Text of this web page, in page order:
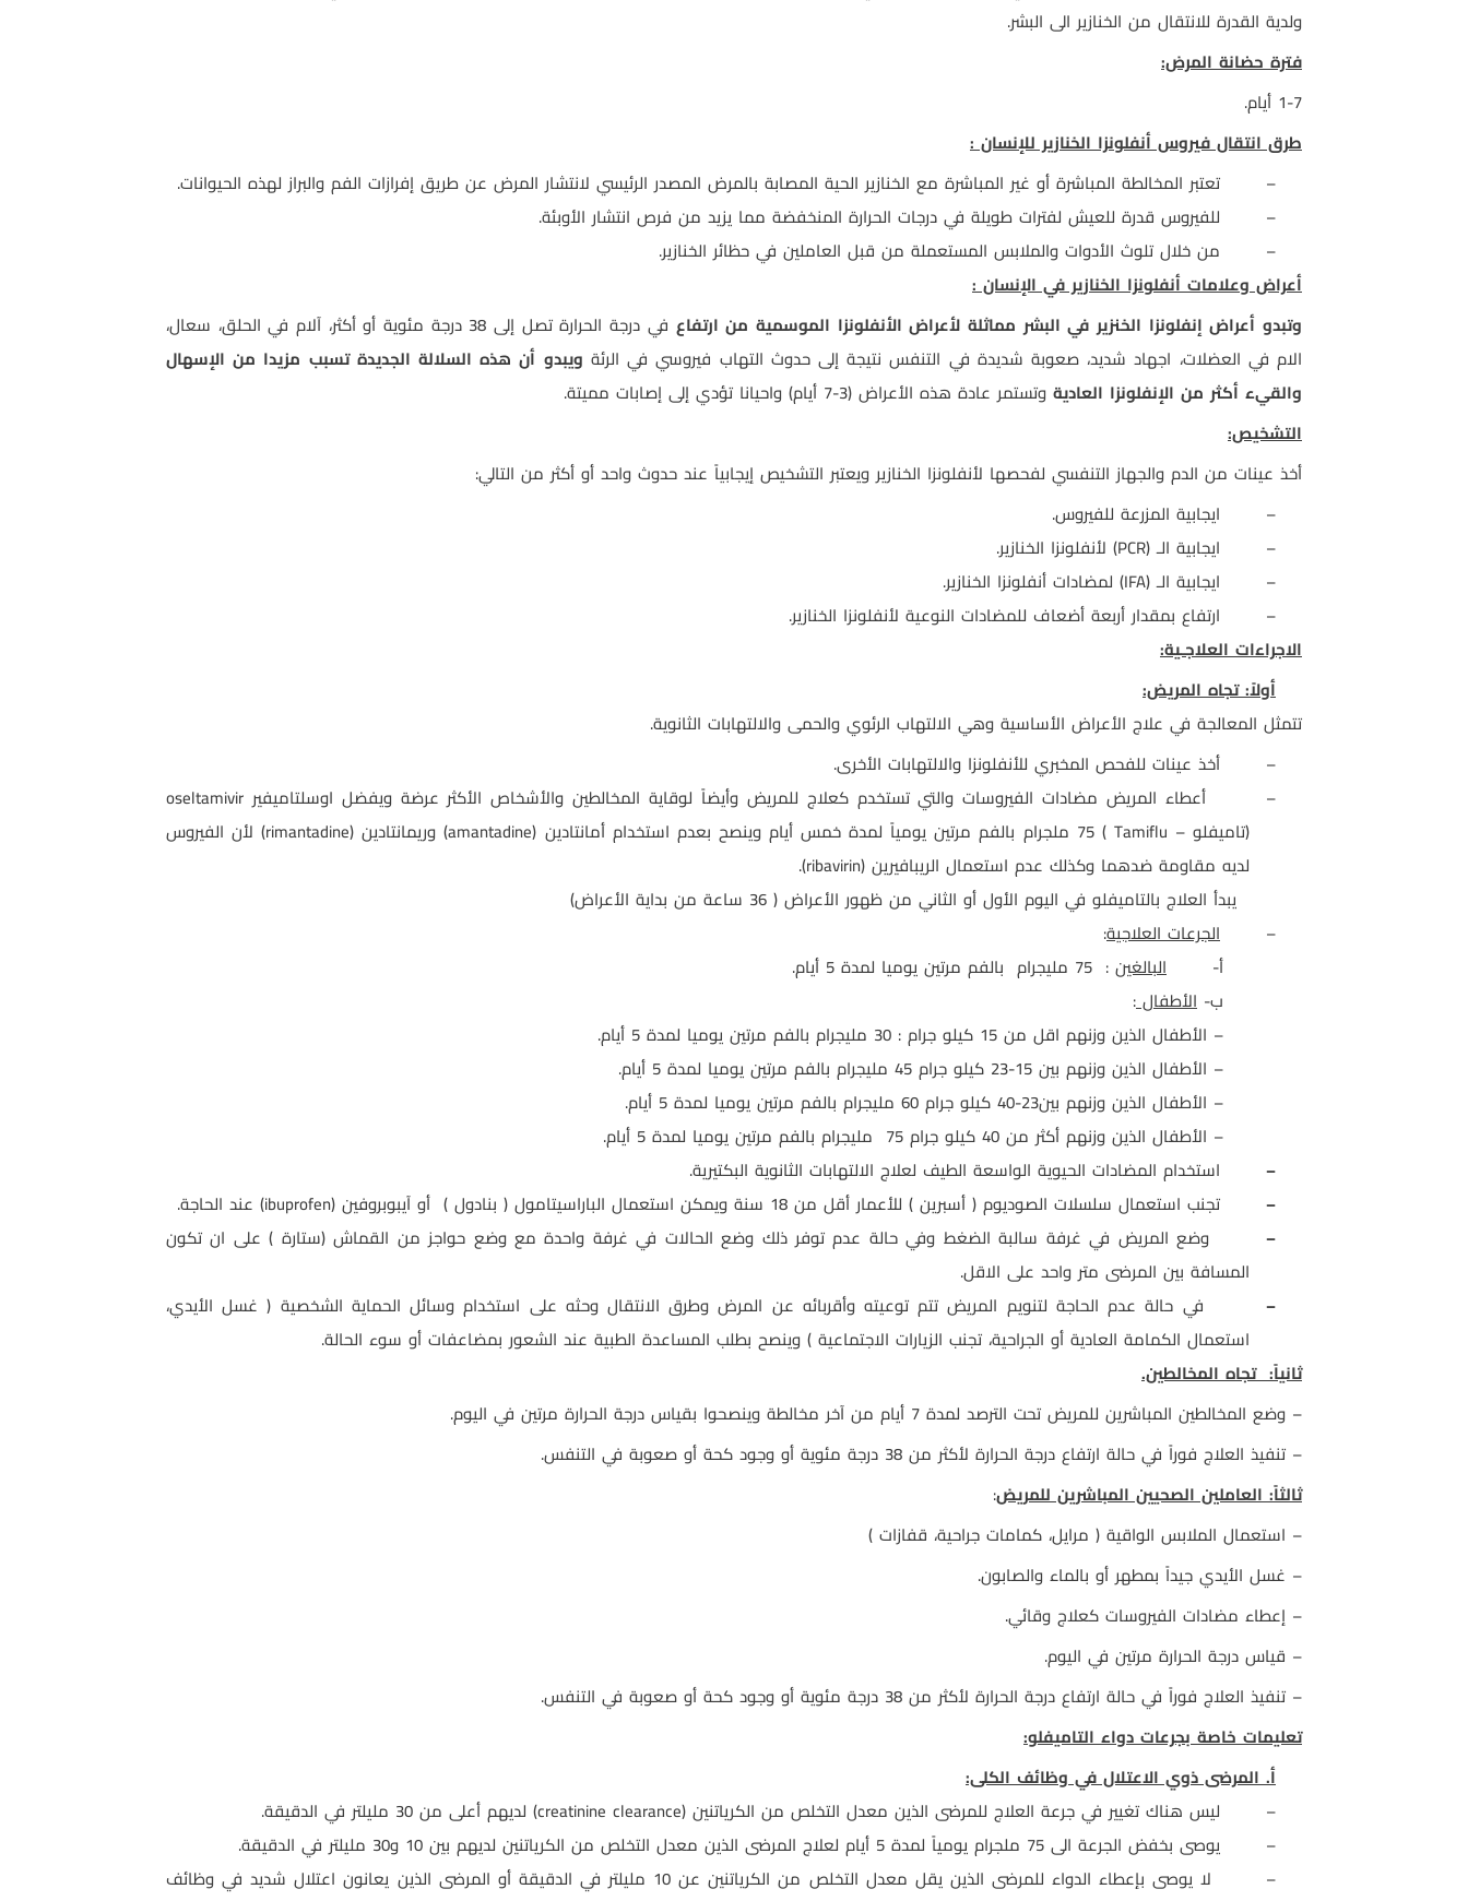
ولدية القدرة للانتقال من الخنازير الى البشر.
فترة حضانة المرض:
1-7 أيام.
طرق انتقال فيروس أنفلونزا الخنازير للإنسان :
–
تعتبر المخالطة المباشرة أو غير المباشرة مع الخنازير الحية المصابة بالمرض المصدر الرئيسي لانتشار المرض عن طريق إفرازات الفم والبراز لهذه الحيوانات.
–
للفيروس قدرة للعيش لفترات طويلة في درجات الحرارة المنخفضة مما يزيد من فرص انتشار الأوبئة.
–
من خلال تلوث الأدوات والملابس المستعملة من قبل العاملين في حظائر الخنازير.
أعراض وعلامات أنفلونزا الخنازير في الإنسان :
وتبدو أعراض إنفلونزا الخنزير في البشر مماثلة لأعراض الأنفلونزا الموسمية من ارتفاع
في درجة الحرارة تصل إلى 38 درجة مئوية أو أكثر، آلام في الحلق، سعال،
الام في العضلات، اجهاد شديد، صعوبة شديدة في التنفس نتيجة إلى حدوث التهاب فيروسي في الرئة ويبدو أن هذه السلالة الجديدة تسبب مزيدا من الإسهال
والقيء أكثر من الإنفلونزا العادية وتستمر عادة هذه الأعراض (3-7 أيام) واحيانا تؤدي إلى إصابات مميتة.
التشخيص:
أخذ عينات من الدم والجهاز التنفسي لفحصها لأنفلونزا الخنازير ويعتبر التشخيص إيجابياً عند حدوث واحد أو أكثر من التالي:
–
ايجابية المزرعة للفيروس.
–
ايجابية الـ (PCR) لأنفلونزا الخنازير.
–
ايجابية الـ (IFA) لمضادات أنفلونزا الخنازير.
–
ارتفاع بمقدار أربعة أضعاف للمضادات النوعية لأنفلونزا الخنازير.
الاجراءات العلاجـية:
أولاً: تجاه المريض:
تتمثل المعالجة في علاج الأعراض الأساسية وهي الالتهاب الرئوي والحمى والالتهابات الثانوية.
–
أخذ عينات للفحص المخبري للأنفلونزا والالتهابات الأخرى.
–
أعطاء المريض مضادات الفيروسات والتي تستخدم كعلاج للمريض وأيضاً لوقاية المخالطين والأشخاص الأكثر عرضة ويفضل اوسلتاميفير oseltamivir
(تاميفلو – Tamiflu ) 75 ملجرام بالفم مرتين يومياً لمدة خمس أيام وينصح بعدم استخدام أمانتادين ( amantadine) وريمانتادين (rimantadine) لأن الفيروس
لديه مقاومة ضدهما وكذلك عدم استعمال الريبافيرين (ribavirin
).
يبدأ العلاج بالتاميفلو في اليوم الأول أو الثاني من ظهور الأعراض ( 36 ساعة من بداية الأعراض)
–
الجرعات العلاجية:
أ‌-
البالغين : 75 مليجرام بالفم مرتين يوميا لمدة 5 أيام.
ب- الأطفال:
– الأطفال الذين وزنهم اقل من 15 كيلو جرام : 30 مليجرام بالفم مرتين يوميا لمدة 5 أيام.
– الأطفال الذين وزنهم بين 15-23 كيلو جرام 45 مليجرام بالفم مرتين يوميا لمدة 5 أيام.
– الأطفال الذين وزنهم بين23-40 كيلو جرام 60 مليجرام بالفم مرتين يوميا لمدة 5 أيام.
– الأطفال الذين وزنهم أكثر من 40 كيلو جرام 75
مليجرام بالفم مرتين يوميا لمدة 5 أيام.
–
استخدام المضادات الحيوية الواسعة الطيف لعلاج الالتهابات الثانوية البكتيرية.
–
تجنب استعمال سلسلات الصوديوم ( أسبرين ) للأعمار أقل من 18 سنة ويمكن استعمال الباراسيتامول ( بنادول ) أو آيبوبروفين (ibuprofen) عند الحاجة.
–
وضع المريض في غرفة سالبة الضغط وفي حالة عدم توفر ذلك وضع الحالات في غرفة واحدة مع وضع حواجز من القماش (ستارة ) على ان تكون
المسافة بين المرضى متر واحد على الاقل.
–
في حالة عدم الحاجة لتنويم المريض تتم توعيته وأقربائه عن المرض وطرق الانتقال وحثه على استخدام وسائل الحماية الشخصية ( غسل الأيدي،
استعمال الكمامة العادية أو الجراحية، تجنب الزيارات الاجتماعية ) وينصح بطلب المساعدة الطبية عند الشعور بمضاعفات أو سوء الحالة.
ثانياً:تجاه المخالطين.
– وضع المخالطين المباشرين للمريض تحت الترصد لمدة 7 أيام من آخر مخالطة وينصحوا بقياس درجة الحرارة مرتين في اليوم.
– تنفيذ العلاج فوراً في حالة ارتفاع درجة الحرارة لأكثر من 38 درجة مئوية أو وجود كحة أو صعوبة في التنفس.
ثالثاً: العاملين الصحيين المباشرين للمريض:
– استعمال الملابس الواقية ( مرايل، كمامات جراحية، قفازات )
– غسل الأيدي جيداً بمطهر أو بالماء والصابون.
– إعطاء مضادات الفيروسات كعلاج وقائي.
– قياس درجة الحرارة مرتين في اليوم.
– تنفيذ العلاج فوراً في حالة ارتفاع درجة الحرارة لأكثر من 38 درجة مئوية أو وجود كحة أو صعوبة في التنفس.
تعليمات خاصة بجرعات دواء التاميفلو:
أ. المرضى ذوي الاعتلال في وظائف الكلى:
–
ليس هناك تغيير في جرعة العلاج للمرضى الذين معدل التخلص من الكرياتنين (creatinine clearance) لديهم أعلى من 30 مليلتر في الدقيقة.
–
يوصى بخفض الجرعة الى 75 ملجرام يومياً لمدة 5 أيام لعلاج المرضى الذين معدل التخلص من الكرياتنين لديهم بين 10 و30 مليلتر في الدقيقة.
–
لا يوصى بإعطاء الدواء للمرضى الذين يقل معدل التخلص من الكرياتنين عن 10 مليلتر في الدقيقة أو المرضى الذين يعانون اعتلال شديد في وظائف